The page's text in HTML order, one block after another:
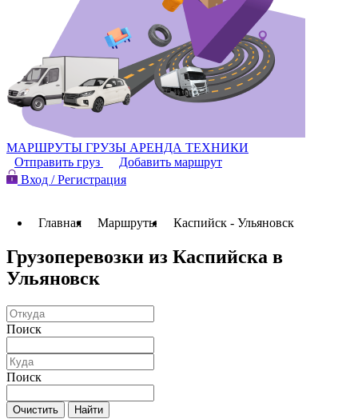
МАРШРУТЫ ГРУЗЫ АРЕНДА ТЕХНИКИ
Отправить груз
Добавить маршрут
Вход / Регистрация
Главная Маршруты Каспийск - Ульяновск
Грузоперевозки из Каспийска в
Ульяновск
Поиск
Поиск
Очистить Найти